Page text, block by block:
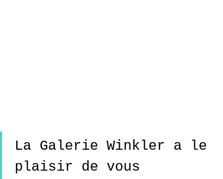
La Galerie Winkler a le
plaisir de vous